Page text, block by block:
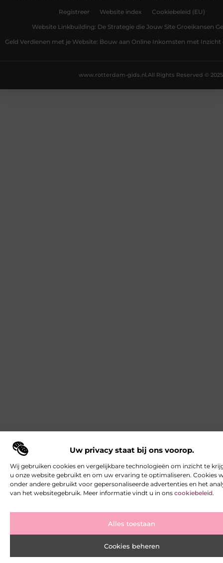
Uw privacy staat bij ons voorop.
Wij gebruiken cookies en vergelijkbare technologieën om inzicht te
u onze website gebruikt en om uw ervaring te optimaliseren. Cookies
onder andere gebruikt voor gepersonaliseerde advertenties en het
van het websitegebruik. Meer informatie vindt u in ons cookiebeleid.
Alles toestaan
Cookies beheren
Registreer Website index Cookiebeleid (EU)
Website Linkbuilding: De Strategie die Jouw Site Groeikansen
Geld Verdienen met je Website: Bouw aan Online Inkomsten met Inzicht
All Rights Reserved © 2025
www.rotterdam-gids.nl.